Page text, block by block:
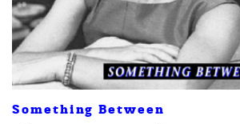
Something Between
ค้นหา
SHARE TWEET LINE